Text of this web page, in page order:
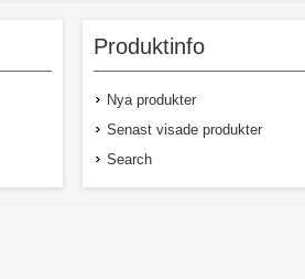
fin
de
Produktinfo
Nya produkter
Senast visade produkter
Search